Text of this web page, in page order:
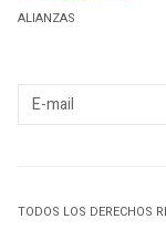
ALIANZAS
TODOS LOS DERECHOS